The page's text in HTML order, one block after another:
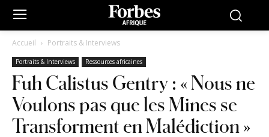
Accueil Portraits & Interviews
Portraits & Interviews Ressources africaines
Fuh Calistus Gentry : « Nous ne
Voulons pas que les Mines se
Transforment en Malédiction »